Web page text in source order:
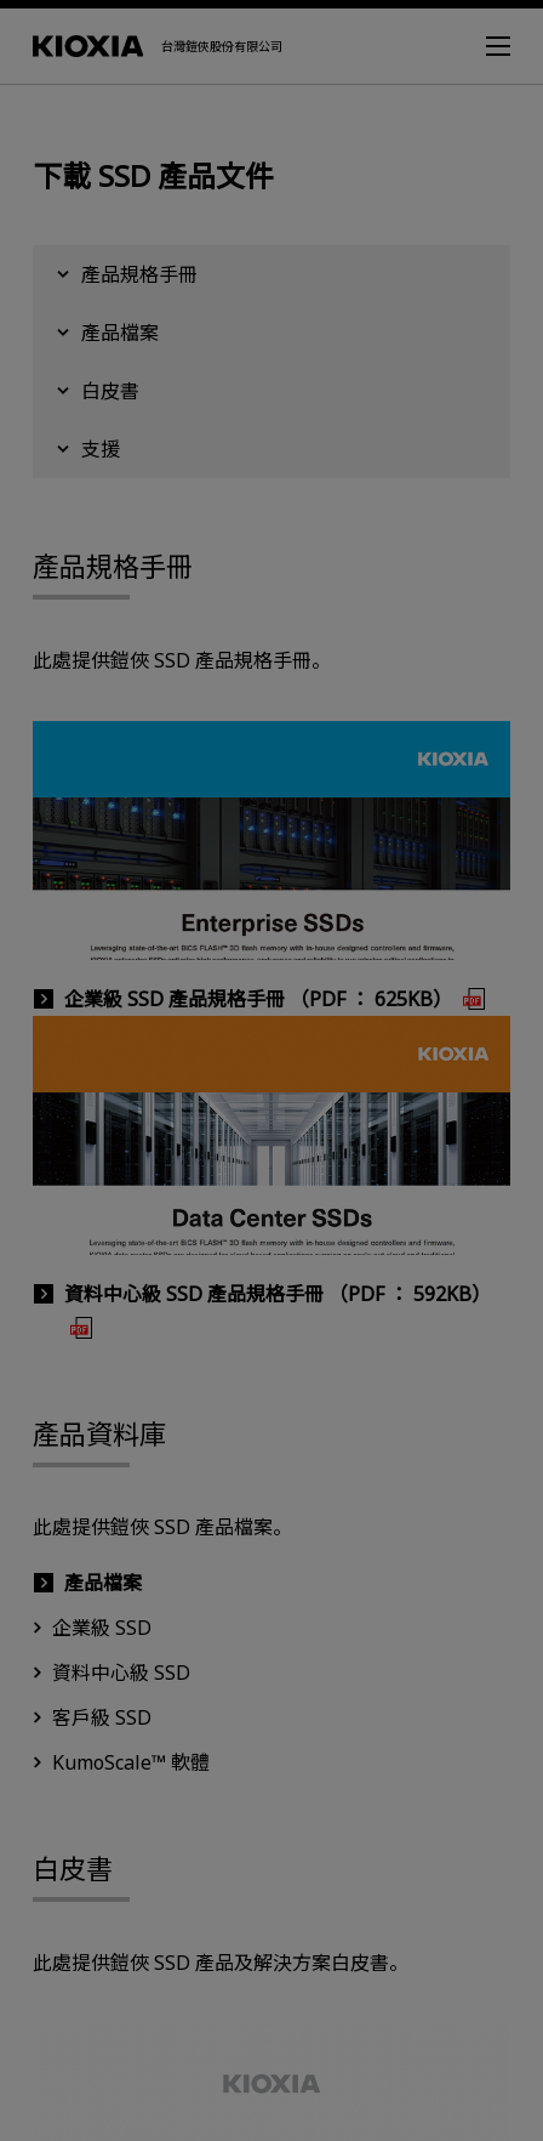
台灣鎧俠股份有限公司
下載 SSD 產品文件
產品規格手冊
產品檔案
白皮書
支援
產品規格手冊
此處提供鎧俠 SSD 產品規格手冊。
企業級 SSD 產品規格手冊 （PDF ： 625KB）
資料中心級 SSD 產品規格手冊 （PDF ： 592KB）
產品資料庫
此處提供鎧俠 SSD 產品檔案。
產品檔案
企業級 SSD
資料中心級 SSD
客戶級 SSD
KumoScale™ 軟體
白皮書
此處提供鎧俠 SSD 產品及解決方案白皮書。